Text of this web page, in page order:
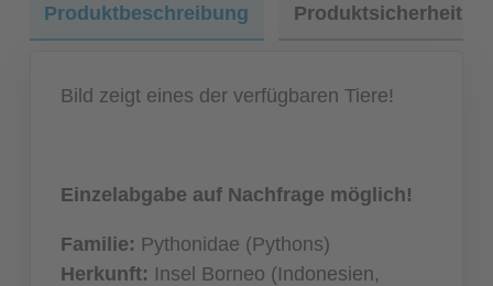
Produktbeschreibung Produktsicherheit
Bild zeigt eines der verfügbaren Tiere!
Einzelabgabe auf Nachfrage möglich!
Familie: Pythonidae (Pythons)
Herkunft: Insel Borneo (Indonesien,